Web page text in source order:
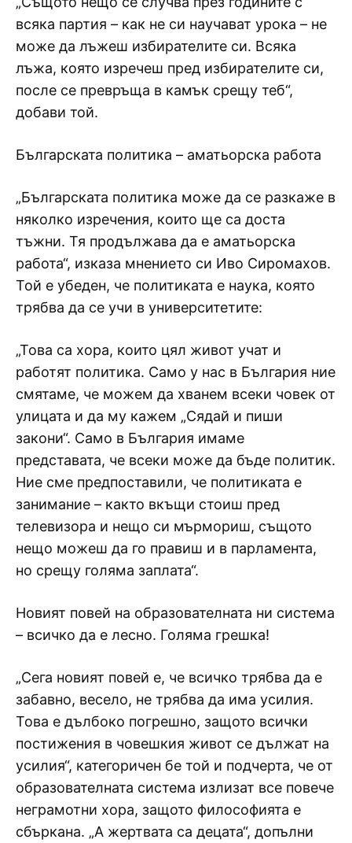
всяка партия – как не си научават урока – не
може да лъжеш избирателите си. Всяка
лъжа, която изречеш пред избирателите си,
после се превръща в камък срещу теб“,
добави той.
Българската политика – аматьорска работа
„Българската политика може да се разкаже в
няколко изречения, които ще са доста
тъжни. Тя продължава да е аматьорска
работа“, изказа мнението си Иво Сиромахов.
Той е убеден, че политиката е наука, която
трябва да се учи в университетите:
„Това са хора, които цял живот учат и
работят политика. Само у нас в България ние
смятаме, че можем да хванем всеки човек от
улицата и да му кажем „Сядай и пиши
закони“. Само в България имаме
представата, че всеки може да бъде политик.
Ние сме предпоставили, че политиката е
занимание – както вкъщи стоиш пред
телевизора и нещо си мърмориш, същото
нещо можеш да го правиш и в парламента,
но срещу голяма заплата“.
Новият повей на образователната ни система
– всичко да е лесно. Голяма грешка!
„Сега новият повей е, че всичко трябва да е
забавно, весело, не трябва да има усилия.
Това е дълбоко погрешно, защото всички
постижения в човешкия живот се дължат на
усилия“, категоричен бе той и подчерта, че от
образователната система излизат все повече
неграмотни хора, защото философията е
сбъркана. „А жертвата са децата“, допълни